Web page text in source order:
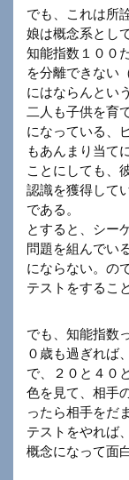
でも、これは所
娘は概念系とし
知能指数１００
を分離できない
にはならんとい
二人も子供を育
になっている、
もあんまり当て
ことにしても、
認識を獲得して
である。
とすると、シー
問題を組んでい
にならない。の
テストをするこ
でも、知能指数
０歳も過ぎれば
で、２０と４０
色を見て、相手
ったら相手をだ
テストをやれば
概念になって面